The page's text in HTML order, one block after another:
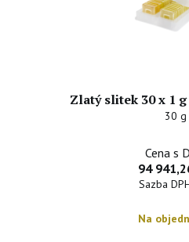
Zlatý slitek 30 x 1
30 g
Cena s
94
Sazba
Na